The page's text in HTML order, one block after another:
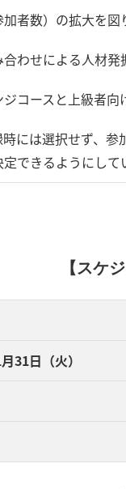
者数）の拡大を
わせによる人材発
コースと上級者向
には選択せず、
できるようにして
【スケ
31日（火）